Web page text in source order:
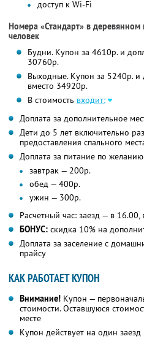
доступ к Wi-Fi
Номера «Стандарт» в
человек
Будни. Купон за 4610р. и
30760р.
Выходные. Купон за 5240р. и
вместо 34920р.
В стоимость входит:
Доплата за дополнительное
Дети до 5 лет включительно
предоставления спального
Доплата за питание по
завтрак — 200р.
обед — 400р.
ужин — 300р.
Расчетный час: заезд — в
БОНУС: скидка 10% на
Доплата за заселение с
прайсу
КАК РАБОТАЕТ КУПОН
Внимание! Купон —
стоимости. Оставшуюся
месте
Купон действует на один заезд